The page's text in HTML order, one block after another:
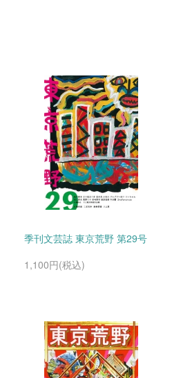
季刊文芸誌 東京荒野 第29号
1,100円(税込)